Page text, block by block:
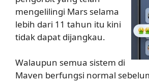
mengelilingi Mars selama
lebih dari 11 tahun itu kini
tidak dapat dijangkau.
Walaupun semua sistem di
Maven berfungsi normal